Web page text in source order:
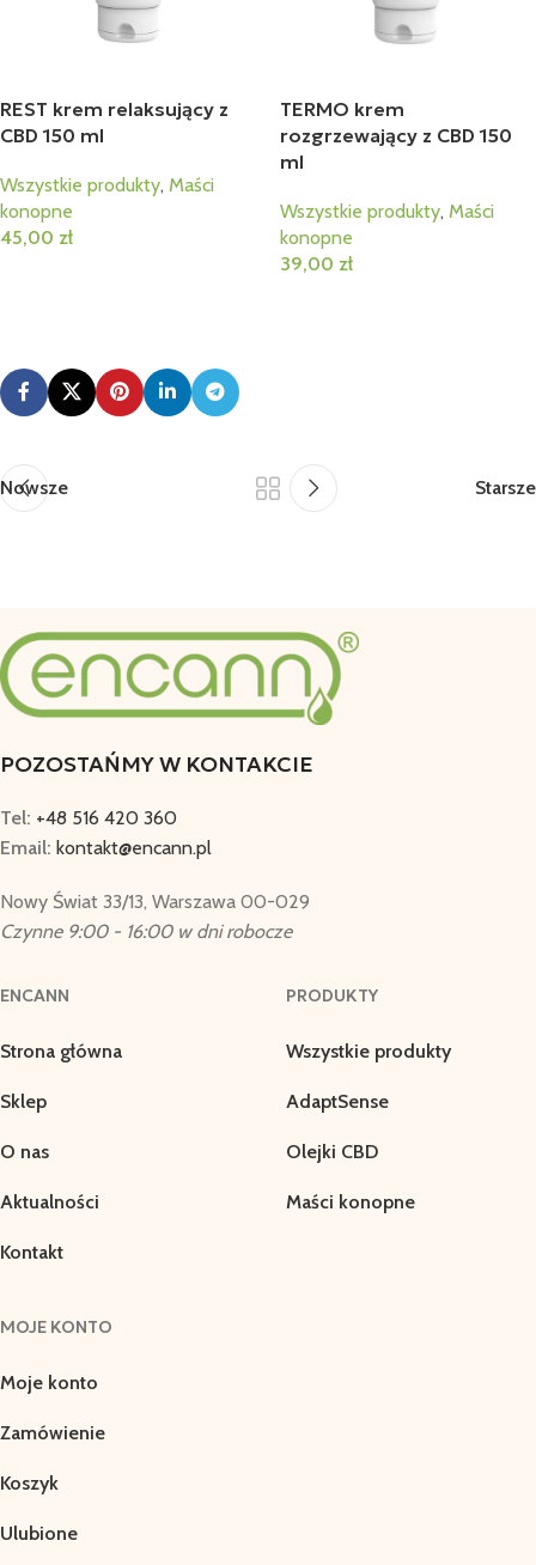
REST krem relaksujący z
CBD 150 ml
Wszystkie produkty, Maści
konopne
45,00 zł
TERMO krem
rozgrzewający z CBD 150
ml
Wszystkie produkty, Maści
konopne
39,00 zł
Nowsze Starsze
POZOSTAŃMY W KONTAKCIE
Tel: +48 516 420 360
Email: kontakt@encann.pl
Nowy Świat 33/13, Warszawa 00-029
Czynne 9:00 - 16:00 w dni robocze
ENCANN
Strona główna
Sklep
O nas
Aktualności
Kontakt
PRODUKTY
Wszystkie produkty
AdaptSense
Olejki CBD
Maści konopne
MOJE KONTO
Moje konto
Zamówienie
Koszyk
Ulubione